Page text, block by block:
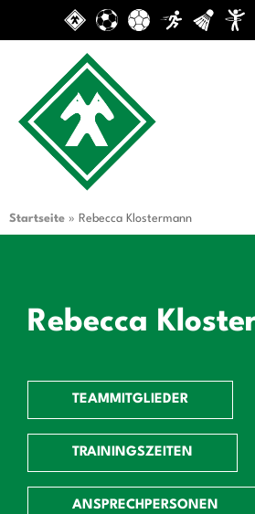
Startseite » Rebecca Klostermann
Rebecca
TEAMMITGLIEDER
TRAININGSZEITEN
ANSPRECHPERSONEN